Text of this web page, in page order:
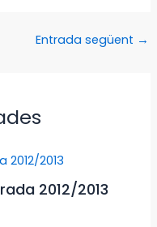
Entrada següent →
2012/2013